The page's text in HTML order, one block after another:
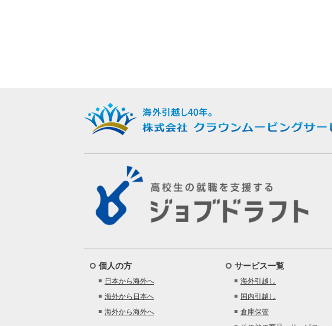
個人の方
日本から海外へ
海外から日本へ
海外から海外へ
サービス一覧
海外引越し
国内引越し
倉庫保管